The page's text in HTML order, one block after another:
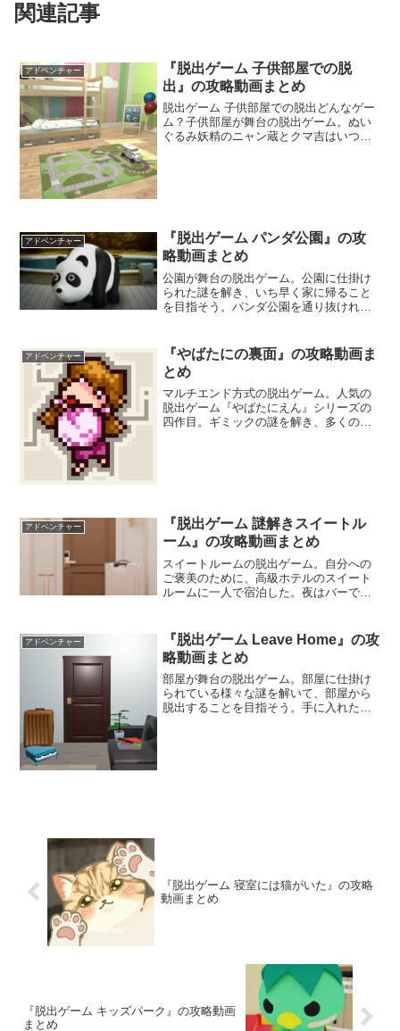
関連記事
アドベンチャー
『脱出ゲーム 子供部屋での脱
出』の攻略動画まとめ
脱出ゲーム 子供部屋での脱出どんなゲー
ム？子供部屋が舞台の脱出ゲーム。ぬい
ぐるみ妖精のニャン蔵とクマ吉はいつも
アドベンチャー
『脱出ゲーム パンダ公園』の攻
略動画まとめ
公園が舞台の脱出ゲーム。公園に仕掛け
られた謎を解き、いち早く家に帰ること
を目指そう。パンダ公園を通り抜ければ
れている気がする。ちょっぴりホラーテ
イストな脱出ゲームが楽しめるぞ。
アドベンチャー
『やばたにの裏面』の攻略動画ま
とめ
マルチエンド方式の脱出ゲーム。人気の
脱出ゲーム『やばたにえん』シリーズの
四作目。ギミックの謎を解き、多くの女
アドベンチャー
『脱出ゲーム 謎解きスイートル
ーム』の攻略動画まとめ
スイートルームの脱出ゲーム。自分への
ご褒美のために、高級ホテルのスイート
ルームに一人で宿泊した。夜はバーで心
ドキーがどこにも見当たらない。荷造り
しながらキーを探し、優雅な朝を満喫し
てチェックアウトへと向かおう。
アドベンチャー
『脱出ゲーム Leave Home』の攻
略動画まとめ
部屋が舞台の脱出ゲーム。部屋に仕掛け
られている様々な謎を解いて、部屋から
脱出することを目指そう。手に入れたア
『脱出ゲーム 寝室には猫がいた』の攻略
動画まとめ
『脱出ゲーム キッズパーク』の攻略動画
まとめ